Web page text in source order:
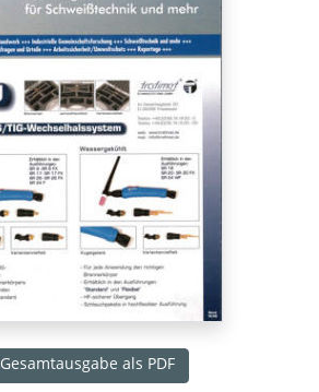
Gesamtausgabe als PDF